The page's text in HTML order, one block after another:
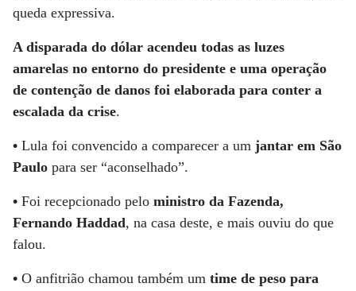
queda expressiva.
A disparada do dólar acendeu todas as luzes
amarelas no entorno do presidente e uma operação
de contenção de danos foi elaborada para conter a
escalada da crise.
• Lula foi convencido a comparecer a um jantar em São
Paulo para ser “aconselhado”.
• Foi recepcionado pelo ministro da Fazenda,
Fernando Haddad, na casa deste, e mais ouviu do que
falou.
• O anfitrião chamou também um time de peso para